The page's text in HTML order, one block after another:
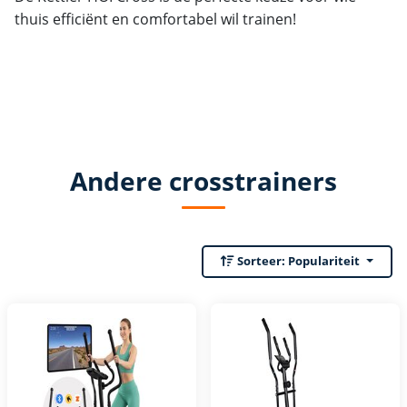
thuis efficiënt en comfortabel wil trainen!
Andere crosstrainers
Sorteer: Populariteit